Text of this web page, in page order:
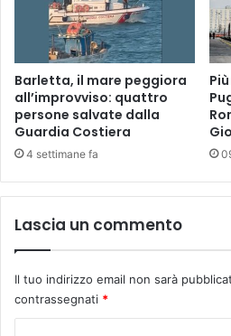
d
i
S
a
l
o
o
r
i
e
l
e
Barletta, il mare peggiora
all’improvviso: quattro
persone salvate dalla
Guardia Costiera
4 settimane fa
Lascia un commento
Il tuo indirizzo email non sarà
contrassegnati *